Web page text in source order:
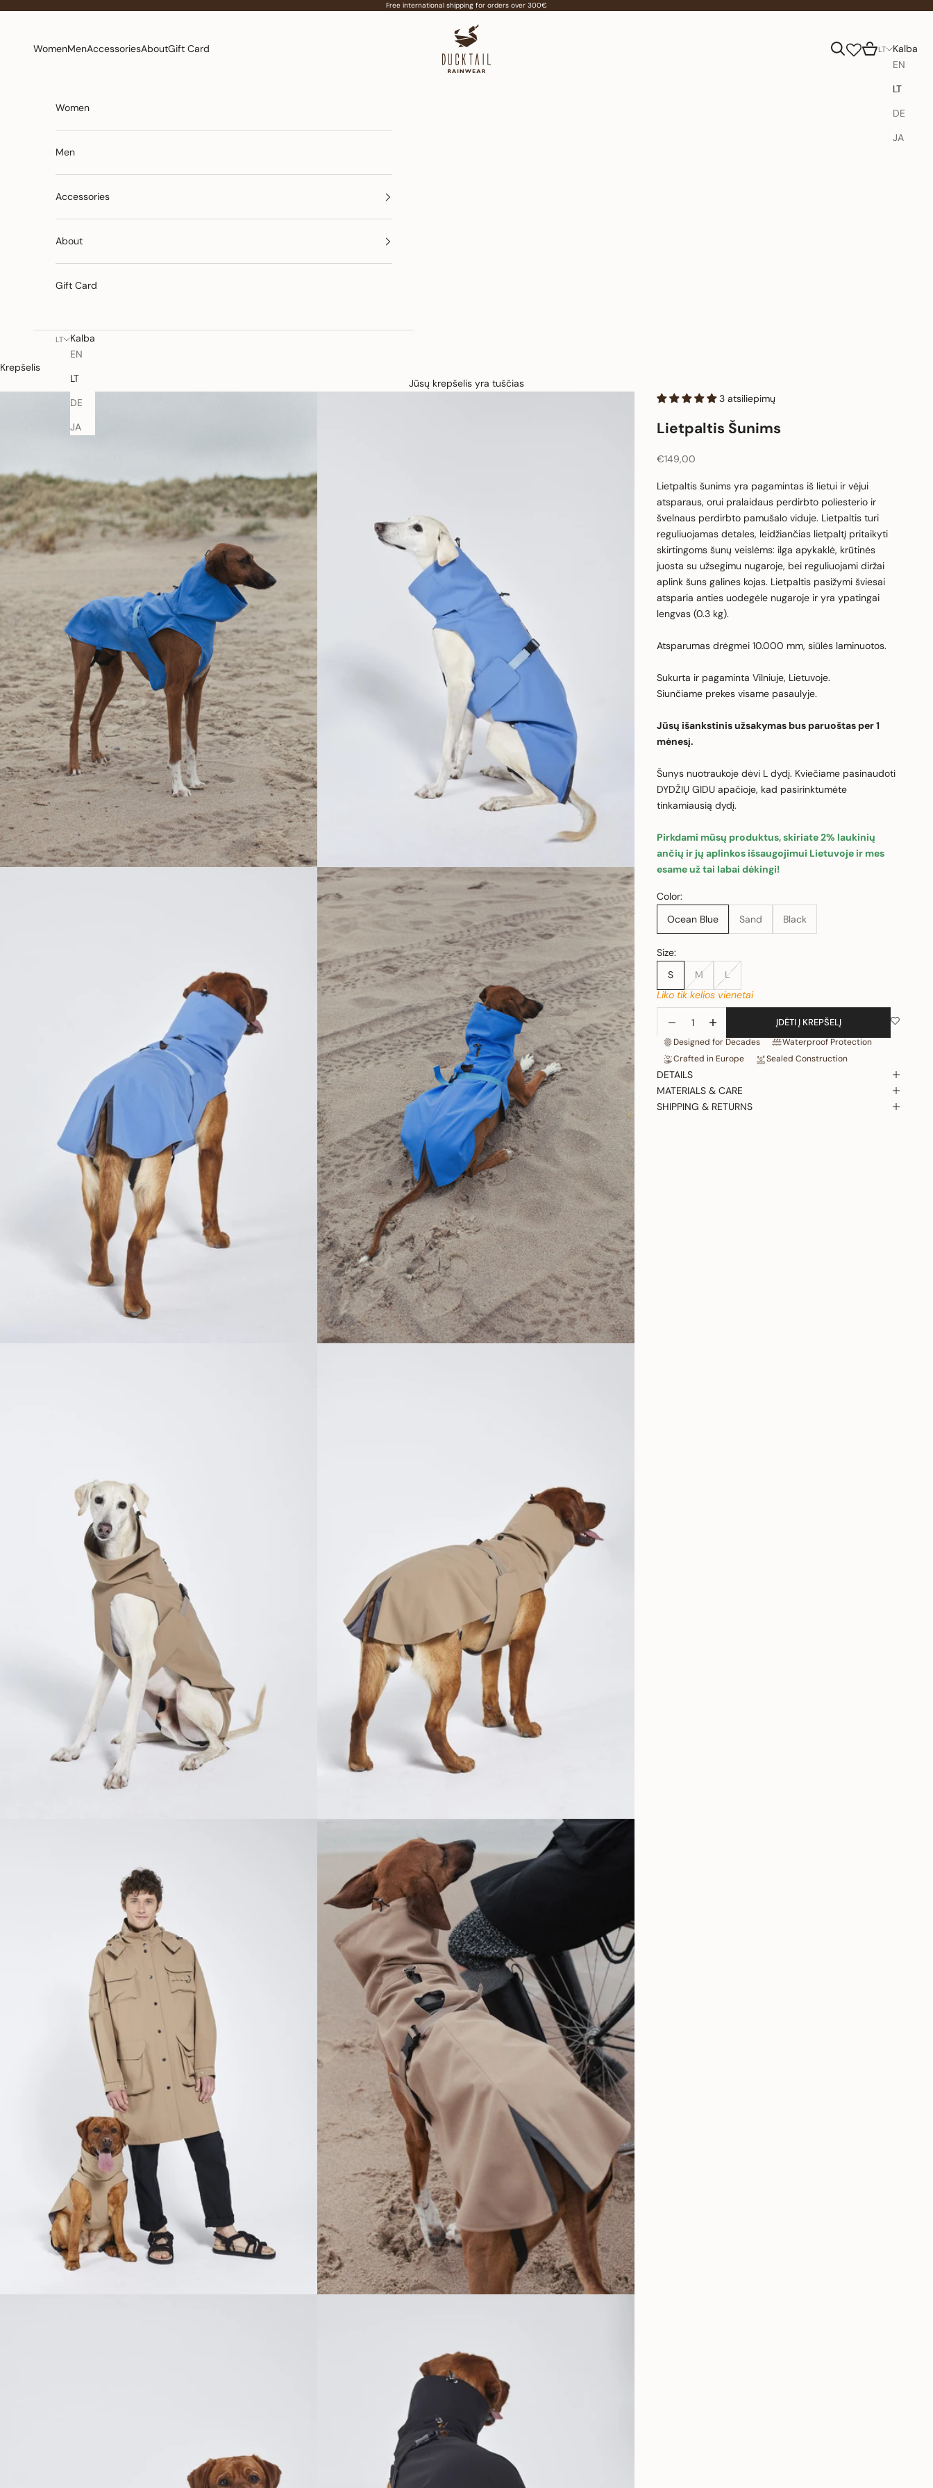
Free international shipping for orders over 300€
Ducktail Rainwear
WomenMenAccessoriesAboutGift Card PaieškaKrepšelis
LT
Kalba
EN
LT
DE
JA
Women
Men
Accessories
About
Gift Card
LT
Kalba
EN
LT
DE
JA
Krepšelis
Jūsų krepšelis yra tuščias
3 atsiliepimų
Lietpaltis Šunims
Pardavimo kaina
€149,00
Lietpaltis šunims yra pagamintas iš lietui ir vėjui
atsparaus, orui pralaidaus perdirbto poliesterio ir
švelnaus perdirbto pamušalo viduje. Lietpaltis turi
reguliuojamas detales, leidžiančias lietpaltį pritaikyti
skirtingoms šunų veislėms: ilga apykaklė, krūtinės
juosta su užsegimu nugaroje, bei reguliuojami diržai
aplink šuns galines kojas. Lietpaltis pasižymi šviesai
atsparia anties uodegėle nugaroje ir yra ypatingai
lengvas (0.3 kg).
Atsparumas drėgmei 10.000 mm, siūlės laminuotos.
Sukurta ir pagaminta Vilniuje, Lietuvoje.
Siunčiame prekes visame pasaulyje.
Jūsų išankstinis užsakymas bus paruoštas per 1
mėnesį.
Šunys nuotraukoje dėvi L dydį. Kviečiame pasinaudoti
DYDŽIŲ GIDU apačioje, kad pasirinktumėte
tinkamiausią dydį.
Pirkdami mūsų produktus, skiriate 2% laukinių
ančių ir jų aplinkos išsaugojimui Lietuvoje ir mes
esame už tai labai dėkingi!
Color:
Ocean Blue
Sand Black
Size:
S
M
L
Liko tik kelios vienetai
ĮDĖTI Į KREPŠELĮ
Designed for Decades
Waterproof Protection
Crafted in Europe
Sealed Construction
DETAILS
MATERIALS & CARE
SHIPPING & RETURNS